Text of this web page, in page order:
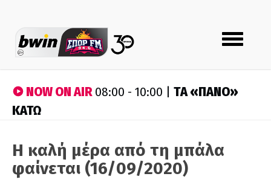
Toggle
navigation
NOW ON AIR08:00 - 10:00 | ΤA «ΠΑΝΟ»
ΚΑΤΩ
Η καλή μέρα από τη μπάλα
φαίνεται (16/09/2020)